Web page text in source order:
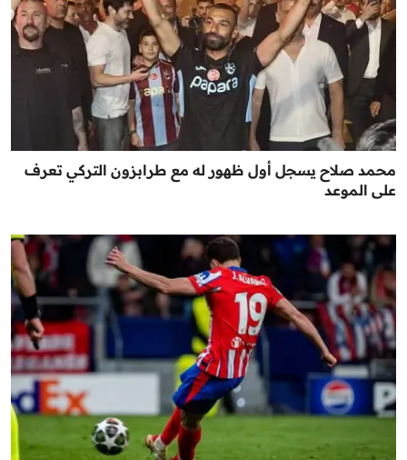
محمد صلاح يسجل أول ظهور له مع طرابزون التركي تعرف
على الموعد